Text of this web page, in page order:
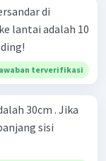
di
lantai adalah 10
terverifikasi
30cm . Jika
sisi